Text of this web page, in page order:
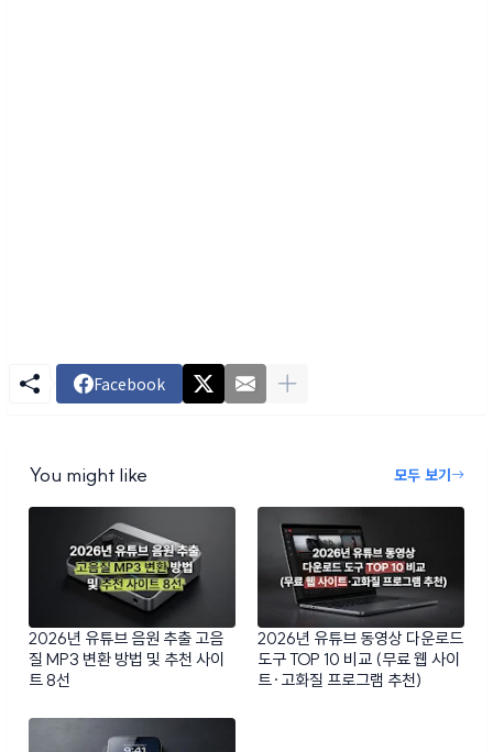
Facebook
You might like 모두 보기
2026년 유튜브 음원 추출 고음
질 MP3 변환 방법 및 추천 사이
트 8선
2026년 유튜브 동영상 다운로드
도구 TOP 10 비교 (무료 웹 사이
트·고화질 프로그램 추천)